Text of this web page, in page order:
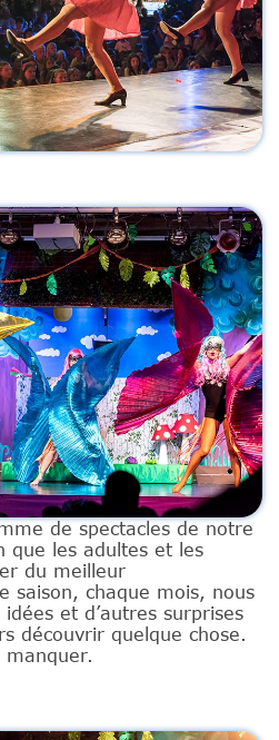
de spectacles de notre
que les adultes et les
du meilleur
saison, chaque mois, nous
et d’autres surprises
découvrir quelque chose.